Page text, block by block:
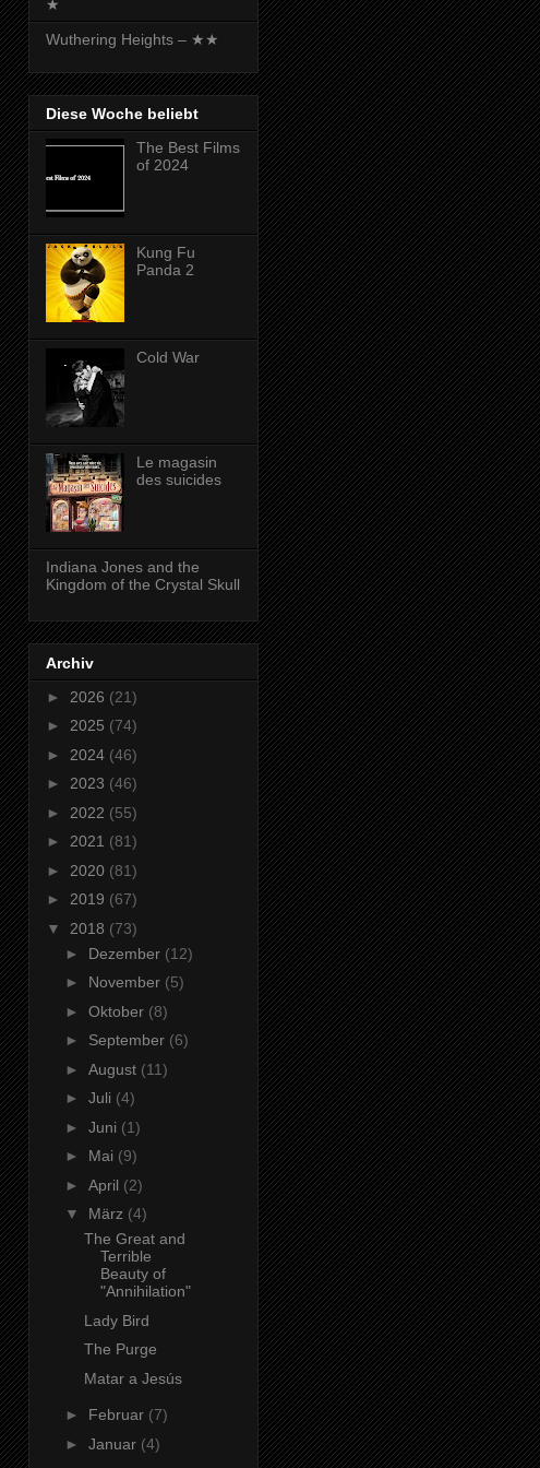
★
Wuthering Heights – ★★
Diese Woche beliebt
The Best Films
of 2024
Kung Fu
Panda 2
Cold War
Le magasin
des suicides
Indiana Jones and the
Kingdom of the Crystal Skull
Archiv
► 2026 (21)
► 2025 (74)
► 2024 (46)
► 2023 (46)
► 2022 (55)
► 2021 (81)
► 2020 (81)
► 2019 (67)
▼ 2018 (73)
► Dezember (12)
► November (5)
► Oktober (8)
► September (6)
► August (11)
► Juli (4)
► Juni (1)
► Mai (9)
► April (2)
▼ März (4)
The Great and
Terrible
Beauty of
"Annihilation"
Lady Bird
The Purge
Matar a Jesús
► Februar (7)
► Januar (4)